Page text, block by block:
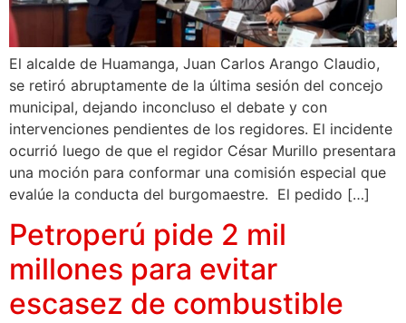
El alcalde de Huamanga, Juan Carlos Arango Claudio,
se retiró abruptamente de la última sesión del concejo
municipal, dejando inconcluso el debate y con
intervenciones pendientes de los regidores. El incidente
ocurrió luego de que el regidor César Murillo presentara
una moción para conformar una comisión especial que
evalúe la conducta del burgomaestre. El pedido […]
Petroperú pide 2 mil
millones para evitar
escasez de combustible